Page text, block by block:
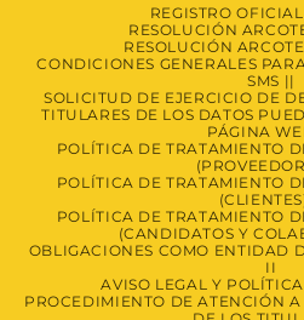
la
Artificial
en
REGISTRO
RESOLUCIÓN
RESOLUCIÓN
CONDICIONES GENERALES
SMS ||
SOLICITUD DE EJERCICIO DE
TITULARES DE LOS DATOS
PÁGINA
POLÍTICA DE TRATAMIENTO
POLÍTICA DE TRATAMIENTO
POLÍTICA DE TRATAMIENTO
(CANDIDATOS Y
OBLIGACIONES COMO ENTIDAD
II
AVISO LEGAL Y
PROCEDIMIENTO DE ATENCIÓN